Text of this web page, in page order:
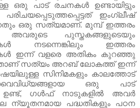
ഒരു പാട് രചനകൾ ഉണ്ടായിട്ടും
ഇംഗ്ലീഷ്
ഒരു സത്യമാണ്. മുമ്പ് ഇത്തരം
അവരുടെ പുസ്തകങ്ങളുടെയും
നടന്നെങ്കിലും ഇത്തരം
ഇന്ന് വളരെ അതികം കുറഞ്ഞു
സത്യം അറബ് ലോകത്ത് ഇന്ന്
സിനിമകളും കാലത്തോട്
ഒരു പാട്
ഉണ്ട്, ഗൾഫ് നാടുകളിൽ അവർ
ന്യൂതനമായ പദ്ധതികളും പഠന